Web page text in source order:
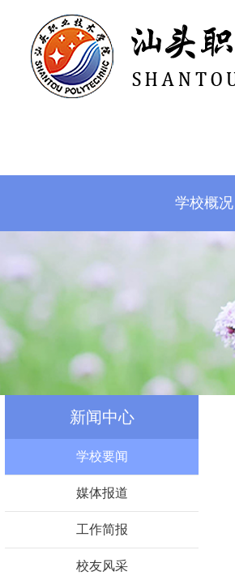
学校概况
新闻中心
学校要闻
媒体报道
工作简报
校友风采